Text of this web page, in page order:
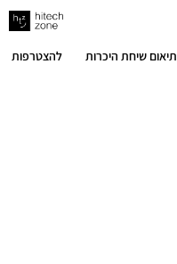
תיאום שיחת היכרות להצטרפות